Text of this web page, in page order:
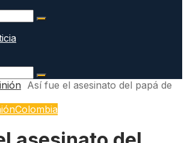
Así fue el asesinato del papá de
Colombia